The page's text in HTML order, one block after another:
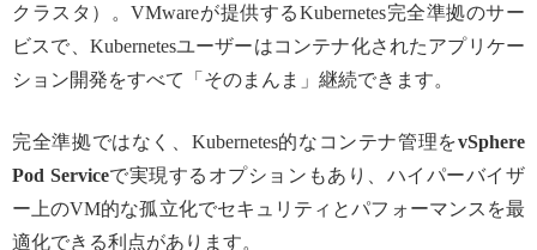
クラスタ）。VMwareが提供するKubernetes完全準拠のサー
ビスで、Kubernetesユーザーはコンテナ化されたアプリケー
ション開発をすべて「そのまんま」継続できます。
完全準拠ではなく、Kubernetes的なコンテナ管理をvSphere
Pod Serviceで実現するオプションもあり、ハイパーバイザ
ー上のVM的な孤立化でセキュリティとパフォーマンスを最
適化できる利点があります。